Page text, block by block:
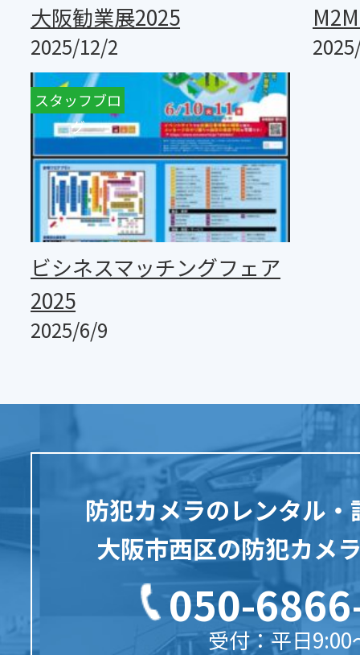
大阪勧業展2025
2025/12/2
スタッフブロ
グ
ビシネスマッチングフェア
2025
2025/6/9
防犯カメラのレンタル
大阪市西区の防犯カメ
050-
受付：平日9:00